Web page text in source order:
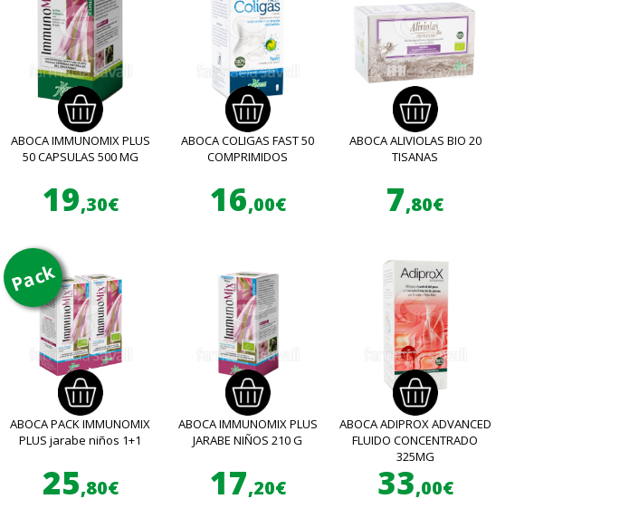
ABOCA IMMUNOMIX PLUS
50 CAPSULAS 500 MG
19,30€
ABOCA COLIGAS FAST 50
COMPRIMIDOS
16,00€
ABOCA ALIVIOLAS BIO 20
TISANAS
7,80€
Pack
ABOCA PACK IMMUNOMIX
PLUS jarabe niños 1+1
25,80€
ABOCA IMMUNOMIX PLUS
JARABE NIÑOS 210 G
17,20€
ABOCA ADIPROX ADVANCED
FLUIDO CONCENTRADO
325MG
33,00€